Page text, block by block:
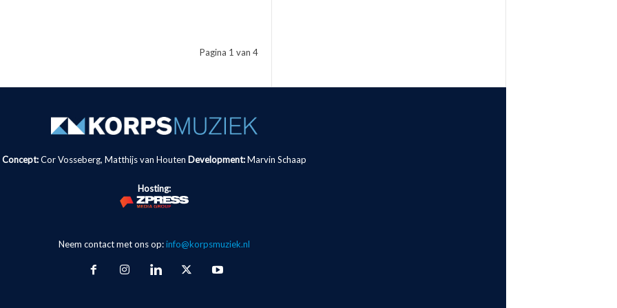
Pagina 1 van 4
Concept:Cor Vosseberg, Matthijs van Houten Development:Marvin Schaap
Hosting:
Neem contact met ons op:info@korpsmuziek.nl